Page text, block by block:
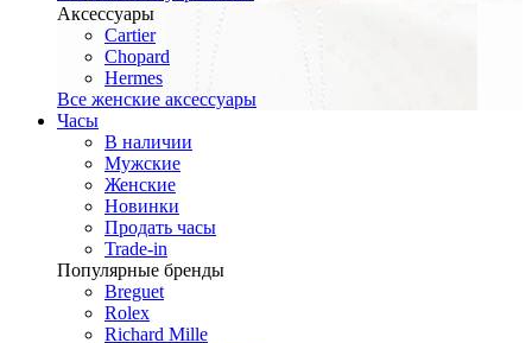
Аксессуары
Cartier
Chopard
Hermes
Все женские аксессуары
Часы
В наличии
Мужские
Женские
Новинки
Продать часы
Trade-in
Популярные бренды
Breguet
Rolex
Richard Mille